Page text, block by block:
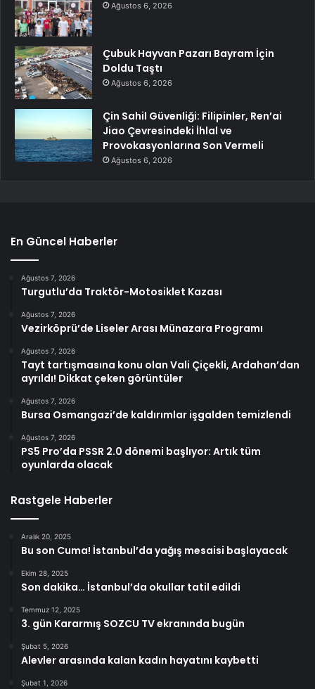
Ağustos 6, 2026
Çubuk Hayvan Pazarı Bayram İçin
Doldu Taştı
Ağustos 6, 2026
Çin Sahil Güvenliği: Filipinler, Ren’ai
Jiao Çevresindeki İhlal ve
Provokasyonlarına Son Vermeli
Ağustos 6, 2026
En Güncel Haberler
Ağustos 7, 2026
Turgutlu’da Traktör-Motosiklet Kazası
Ağustos 7, 2026
Vezirköprü’de Liseler Arası Münazara Programı
Ağustos 7, 2026
Tayt tartışmasına konu olan Vali Çiçekli, Ardahan’dan
ayrıldı! Dikkat çeken görüntüler
Ağustos 7, 2026
Bursa Osmangazi’de kaldırımlar işgalden temizlendi
Ağustos 7, 2026
PS5 Pro’da PSSR 2.0 dönemi başlıyor: Artık tüm
oyunlarda olacak
Rastgele Haberler
Aralık 20, 2025
Bu son Cuma! İstanbul’da yağış mesaisi başlayacak
Ekim 28, 2025
Son dakika… İstanbul’da okullar tatil edildi
Temmuz 12, 2025
3. gün Kararmış SOZCU TV ekranında bugün
Şubat 5, 2026
Alevler arasında kalan kadın hayatını kaybetti
Şubat 1, 2026